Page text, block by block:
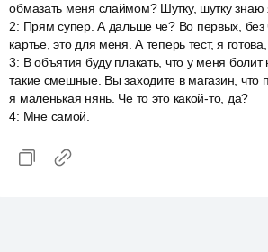
обмазать меня слаймом? Шутку, шутку знаю
2: Прям супер. А дальше че? Во первых,
картье, это для меня. А теперь тест, я
3: В объятия буду плакать, что у меня
такие смешные. Вы заходите в магазин, что
я маленькая нянь. Че то это какой-то, да?
4: Мне самой.